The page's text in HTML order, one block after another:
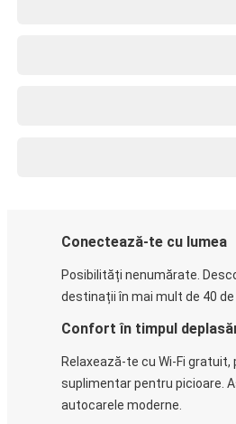
Conectează-te cu lumea
Posibilități nenumărate.
destinații în mai mult de 40 de
Confort în timpul
Relaxează-te cu Wi-Fi
suplimentar pentru picioare.
autocarele moderne.